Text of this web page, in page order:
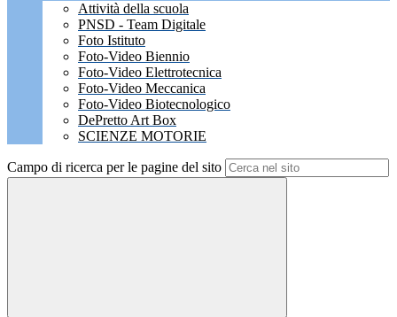
Attività della scuola
PNSD - Team Digitale
Foto Istituto
Foto-Video Biennio
Foto-Video Elettrotecnica
Foto-Video Meccanica
Foto-Video Biotecnologico
DePretto Art Box
SCIENZE MOTORIE
Campo di ricerca per le pagine del sito